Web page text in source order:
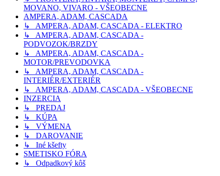
MOVANO, VIVARO - VŠEOBECNE
AMPERA, ADAM, CASCADA
↳ AMPERA, ADAM, CASCADA - ELEKTRO
↳ AMPERA, ADAM, CASCADA -
PODVOZOK/BRZDY
↳ AMPERA, ADAM, CASCADA -
MOTOR/PREVODOVKA
↳ AMPERA, ADAM, CASCADA -
INTERIÉR/EXTERIÉR
↳ AMPERA, ADAM, CASCADA - VŠEOBECNE
INZERCIA
↳ PREDAJ
↳ KÚPA
↳ VÝMENA
↳ DAROVANIE
↳ Iné kšefty
SMETISKO FÓRA
↳ Odpadkový kôš